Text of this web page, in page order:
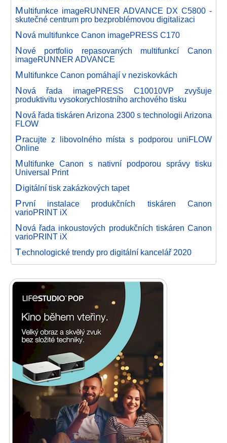
Multifunkce imageRUNNER ADVANCE DX C5800 -
skutečné centrum pro bezproblémovou digitalizaci
Nová multifunkce Canon imagePRESS C170
Nové portfolio repasovaných multifunkcí Canon
imageRUNNER ADVANCE
Multifunkce Canon pomáhají v neziskovkách
Nová řada imagePRESS C10010VP zvyšuje
produktivitu vysokorychlostního archového tisku
Nová řada tiskáren Arizona 2300 s technologii Arizona
FLOW
Pracujte z libovolného místa s podporou uniFLOW
Online
Multifunke Canon s nativní podporou správy tisku
Universal Print
Digitální tisk zakázkových tapet
První instalace produkčních tiskáren Canon
varioPRINT iX
Nová řada inkoustových produkčních tiskáren Canon
varioPRINT iX
Technologické trendy pro digitální kancelář 2020